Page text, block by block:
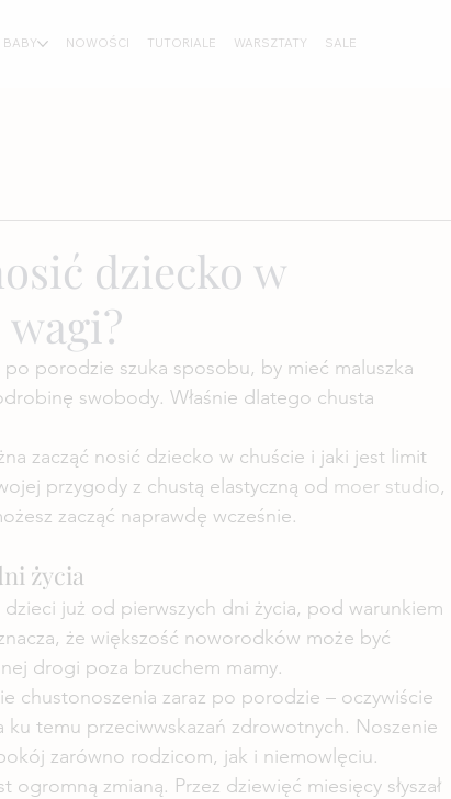
BABY NOWOŚCI TUTORIALE WARSZTATY SALE
dziecko w
porodzie szuka sposobu, by mieć maluszka
swobody. Właśnie dlatego chusta
zacząć nosić dziecko w chuście i jaki jest limit
przygody z chustą elastyczną od moer studio,
zacząć naprawdę wcześnie.
życia
już od pierwszych dni życia, pod warunkiem
że większość noworodków może być
drogi poza brzuchem mamy.
chustonoszenia zaraz po porodzie – oczywiście
ku temu przeciwwskazań zdrowotnych. Noszenie
zarówno rodzicom, jak i niemowlęciu.
zmianą. Przez dziewięć miesięcy słyszał